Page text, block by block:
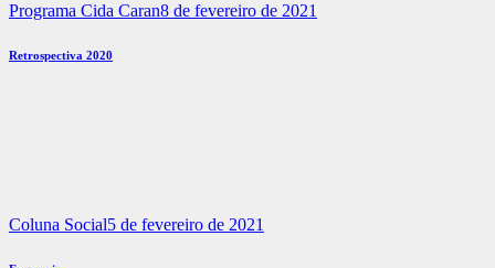
Programa Cida Caran8 de fevereiro de 2021
Retrospectiva 2020
Coluna Social5 de fevereiro de 2021